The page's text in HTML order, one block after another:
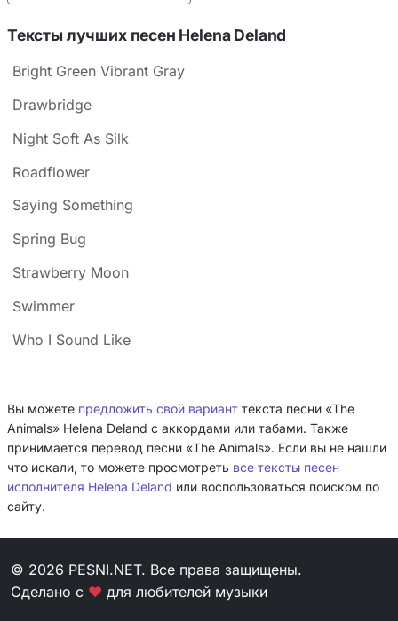
Тексты лучших песен Helena Deland
Bright Green Vibrant Gray
Drawbridge
Night Soft As Silk
Roadflower
Saying Something
Spring Bug
Strawberry Moon
Swimmer
Who I Sound Like
Вы можете предложить свой вариант текста песни «The
Animals» Helena Deland с аккордами или табами. Также
принимается перевод песни «The Animals». Если вы не нашли
что искали, то можете просмотреть все тексты песен
исполнителя Helena Deland или воспользоваться поиском по
сайту.
© 2026 PESNI.NET. Все права защищены.
Сделано с ❤ для любителей музыки